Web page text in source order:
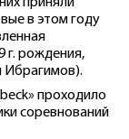
приняли
в этом году
г. рождения,
проходило
соревнований